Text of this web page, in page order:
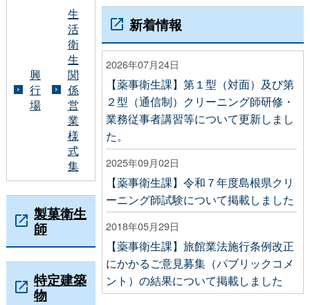
新着情報
2026年07月24日
【薬事衛生課】第１型（対面）及び第
２型（通信制）クリーニング師研修・
業務従事者講習等について更新しまし
た。
2025年09月02日
【薬事衛生課】令和７年度島根県クリ
ーニング師試験について掲載しました
2018年05月29日
【薬事衛生課】旅館業法施行条例改正
にかかるご意見募集（パブリックコメ
ント）の結果について掲載しました
興
行
場
生
活
衛
生
関
係
営
業
様
式
集
製菓衛生
師
特定建築
物